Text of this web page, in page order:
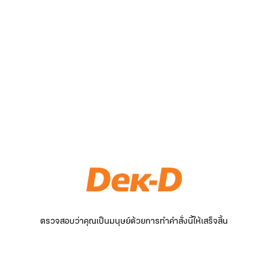
ตรวจสอบว่าคุณเป็นมนุษย์ด้วยการทำคำสั่งนี้ให้เสร็จสิ้น